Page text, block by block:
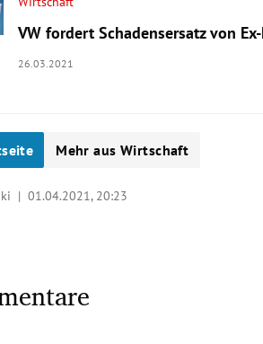
VW fordert Schadensersatz von
26.03.2021
Mehr aus Wirtschaft
aki |01.04.2021, 20:23